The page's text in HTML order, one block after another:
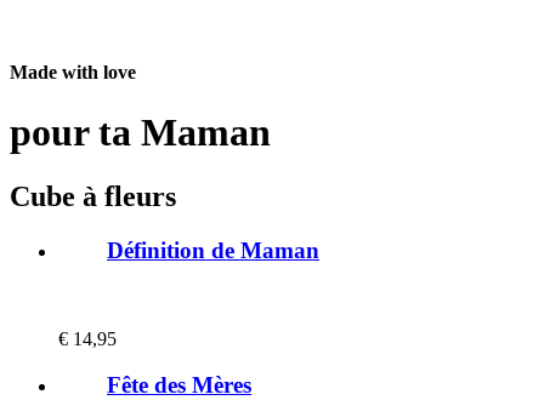
Made with love
pour ta Maman
Cube à fleurs
Définition de Maman
€ 14,95
Fête des Mères